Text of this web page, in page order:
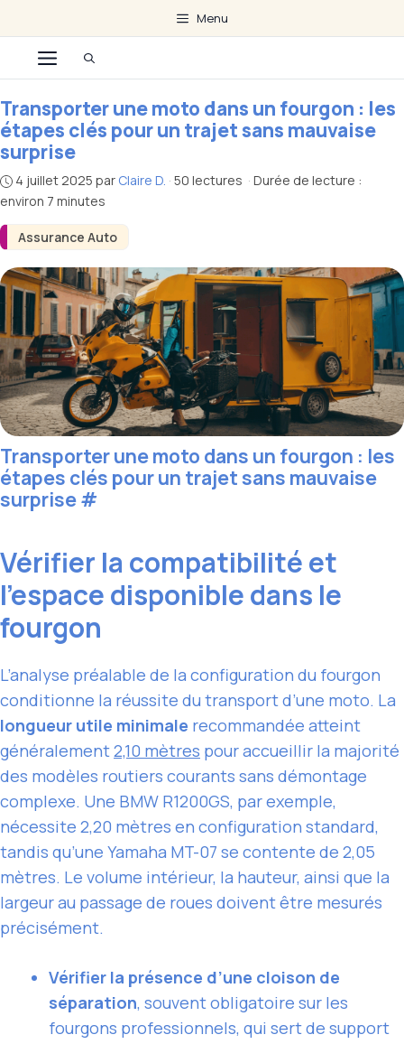
au
contenu
Menu
Menu
Assurance Auto
Transporter une moto dans un fourgon : les
étapes clés pour un trajet sans mauvaise
surprise
4 juillet 2025 par Claire D. · 50 lectures · Durée de lecture :
environ 7 minutes
Transporter une moto dans un fourgon : les
étapes clés pour un trajet sans mauvaise
surprise#
Vérifier la compatibilité et
l’espace disponible dans le
fourgon
L’analyse préalable de la configuration du fourgon
conditionne la réussite du transport d’une moto. La
longueur utile minimale recommandée atteint
généralement2,10 mètres pour accueillir la majorité
des modèles routiers courants sans démontage
complexe. Une BMW R1200GS, par exemple,
nécessite 2,20 mètres en configuration standard,
tandis qu’une Yamaha MT-07 se contente de 2,05
mètres. Le volume intérieur, la hauteur, ainsi que la
largeur au passage de roues doivent être mesurés
précisément.
Vérifier la présence d’une cloison de
séparation, souvent obligatoire sur les
fourgons professionnels, qui sert de support